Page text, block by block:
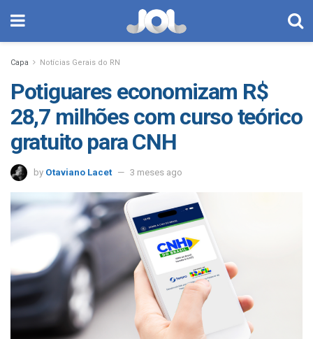
Capa Notícias Gerais do RN
Potiguares economizam R$
28,7 milhões com curso teórico
gratuito para CNH
by Otaviano Lacet 3 meses ago